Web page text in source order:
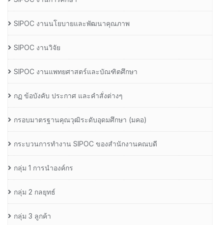
SIPOC งานนโยบายและพัฒนาคุณภาพ
SIPOC งานวิจัย
SIPOC งานแพทยศาสตร์และบัณฑิตศึกษา
กฏ ข้อบังคับ ประกาศ และคำสั่งต่างๆ
กรอบมาตรฐานคุณวุฒิระดับอุดมศึกษา (มคอ)
กระบวนการทำงาน SIPOC ของสำนักงานคณบดี
กลุ่ม 1 การนำองค์กร
กลุ่ม 2 กลยุทธ์
กลุ่ม 3 ลูกค้า